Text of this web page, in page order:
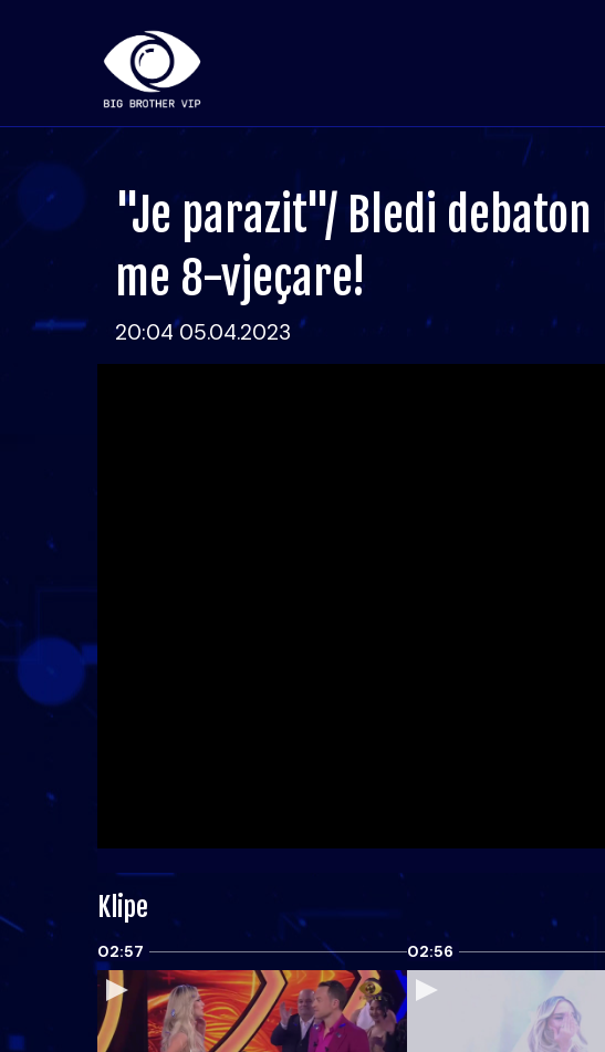
"Je parazit"/ Bledi
me 8-vjeçare!
20:04 05.04.2023
Klipe
02:57 02:56